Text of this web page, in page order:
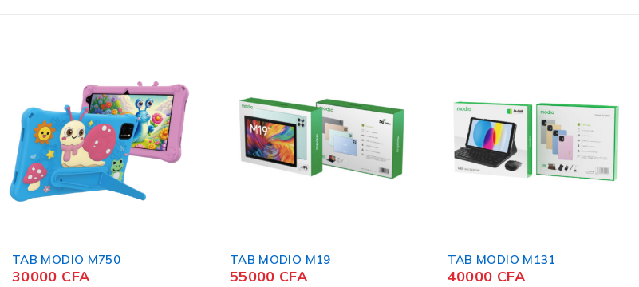
TAB MODIO M19
55000CFA
TAB MODIO M131
40000CFA
Choix des options